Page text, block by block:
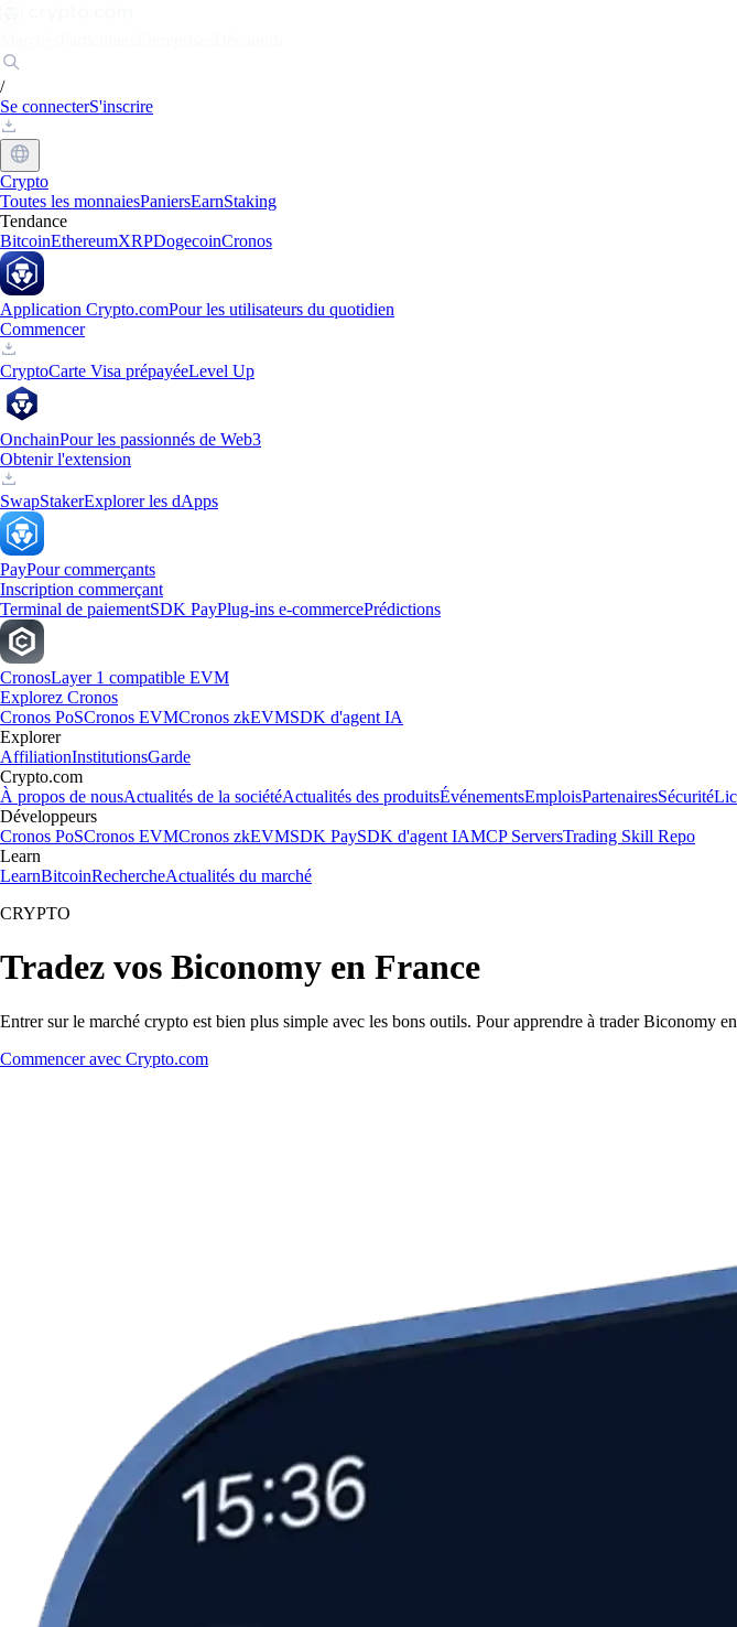
/
Se connecterS'inscrire
Crypto
Toutes les monnaiesPaniersEarnStaking
Tendance
BitcoinEthereumXRPDogecoinCronos
Application Crypto.comPour les utilisateurs du quotidien
Commencer
CryptoCarte Visa prépayéeLevel Up
OnchainPour les passionnés de Web3
Obtenir l'extension
SwapStakerExplorer les dApps
PayPour commerçants
Inscription commerçant
Terminal de paiementSDK PayPlug-ins e-commercePrédictions
CronosLayer 1 compatible EVM
Explorez Cronos
Cronos PoSCronos EVMCronos zkEVMSDK d'agent IA
Explorer
AffiliationInstitutionsGarde
Crypto.com
À propos de nousActualités de la sociétéActualités des produitsÉvénementsEmploisPartenairesSécurité
Développeurs
Cronos PoSCronos EVMCronos zkEVMSDK PaySDK d'agent IAMCP ServersTrading Skill Repo
Learn
LearnBitcoinRechercheActualités du marché
CRYPTO
Tradez vos Biconomy en France
Entrer sur le marché crypto est bien plus simple avec les bons outils. Pour apprendre à trader Biconomy
Commencer avec Crypto.com